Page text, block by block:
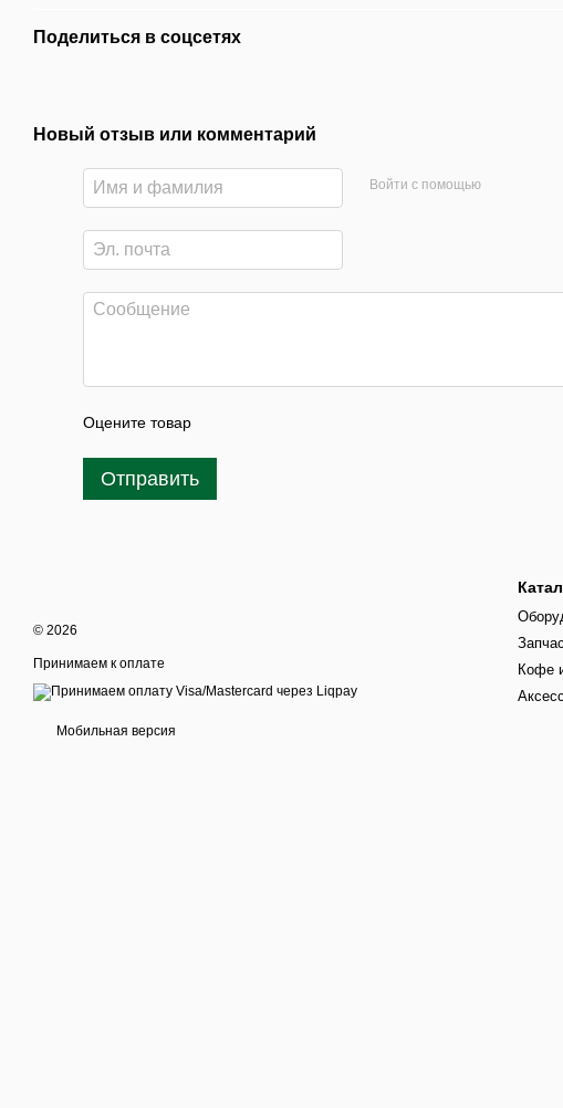
Поделиться в соцсетях
Новый отзыв или комментарий
Войти с помощью
Оцените товар
Отправить
© 2026
Принимаем к оплате
Мобильная версия
Кофе